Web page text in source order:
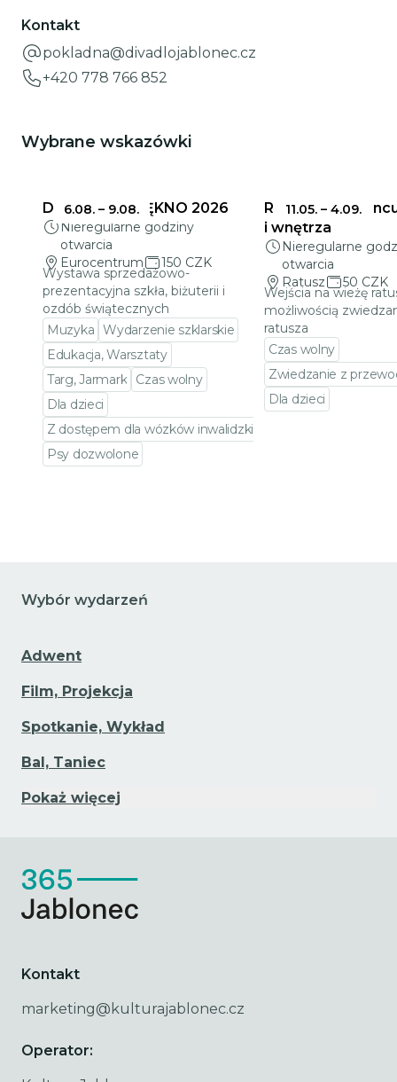
Kontakt
pokladna@divadlojablonec.cz
+420 778 766 852
Wybrane wskazówki
6.08. – 9.08.
DELIKATNE PIĘKNO 2026
Nieregularne godziny
otwarcia
Eurocentrum
150 CZK
Wystawa sprzedażowo-
prezentacyjna szkła, biżuterii i
ozdób świątecznych
Muzyka Wydarzenie szklarskie
Edukacja, Warsztaty
Targ, Jarmark
Czas wolny
Dla dzieci
Z dostępem dla wózków inwalidzkich
Psy dozwolone
11.05. – 4.09.
Ratusz w
i wnętrza
Nieregularne
otwarcia
Ratusz
50 CZK
Wejścia na wieżę
możliwością
ratusza
Czas wolny
Zwiedzanie z
Dla dzieci
Wybór wydarzeń
Adwent
Film, Projekcja
Spotkanie, Wykład
Bal, Taniec
Pokaż więcej
Kontakt
marketing@kulturajablonec.cz
Operator: